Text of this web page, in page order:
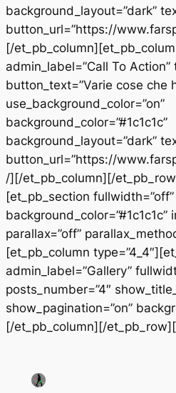
background_layout=”dark”
button_url=”https://
[/
admin_label=”Call To Action”
button_text=”Varie cose che
use_background_color=”on”
background_color=”#1c1c1c”
background_layout=”dark”
button_url=”https://
/][/et_pb_column][/
[et_pb_section
background_color=”#1c1c1c”
parallax=”off”
[et_pb_column
admin_label=”Gallery”
posts_number=”4″
show_pagination=”on”
[/et_pb_column][/